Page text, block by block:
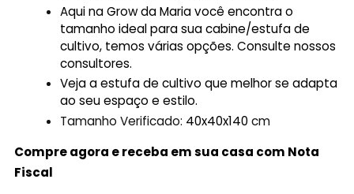
Aqui na Grow da Maria você encontra o
tamanho ideal para sua cabine/estufa de
cultivo, temos várias opções. Consulte nossos
consultores.
Veja a estufa de cultivo que melhor se adapta
ao seu espaço e estilo.
Tamanho Verificado: 40x40x140cm
Compre agora e receba em sua casa com Nota
Fiscal